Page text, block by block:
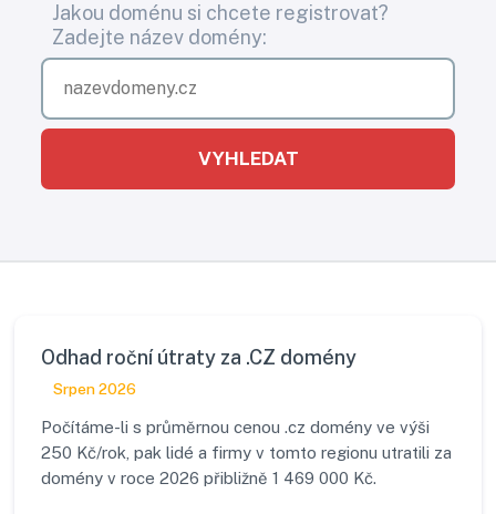
Jakou doménu si chcete registrovat?
Zadejte název domény:
VYHLEDAT
Odhad roční útraty za .CZ domény
Srpen 2026
Počítáme-li s průměrnou cenou .cz domény ve výši
250 Kč/rok, pak lidé a firmy v tomto regionu utratili za
domény v roce 2026 přibližně 1 469 000 Kč.